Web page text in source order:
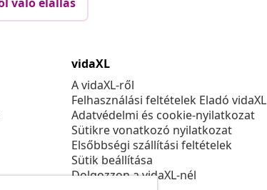
való elállás
vidaXL
A vidaXL-ről
Felhasználási feltételek Eladó vidaXL
Adatvédelmi és cookie-nyilatkozat
Sütikre vonatkozó nyilatkozat
Elsőbbségi szállítási feltételek
Sütik beállítása
Dolgozzon a vidaXL-nél